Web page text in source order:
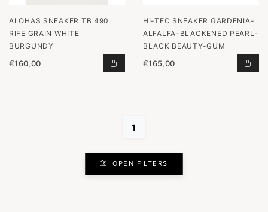
ALOHAS SNEAKER TB 490
RIFE GRAIN WHITE
BURGUNDY
€160,00 SNEAKER TB 490 RIFE GRAIN
HI-TEC SNEAKER GARDENIA-
ALFALFA-BLACKENED PEARL-
BLACK BEAUTY-GUM
€165,00
1
OPEN FILTERS